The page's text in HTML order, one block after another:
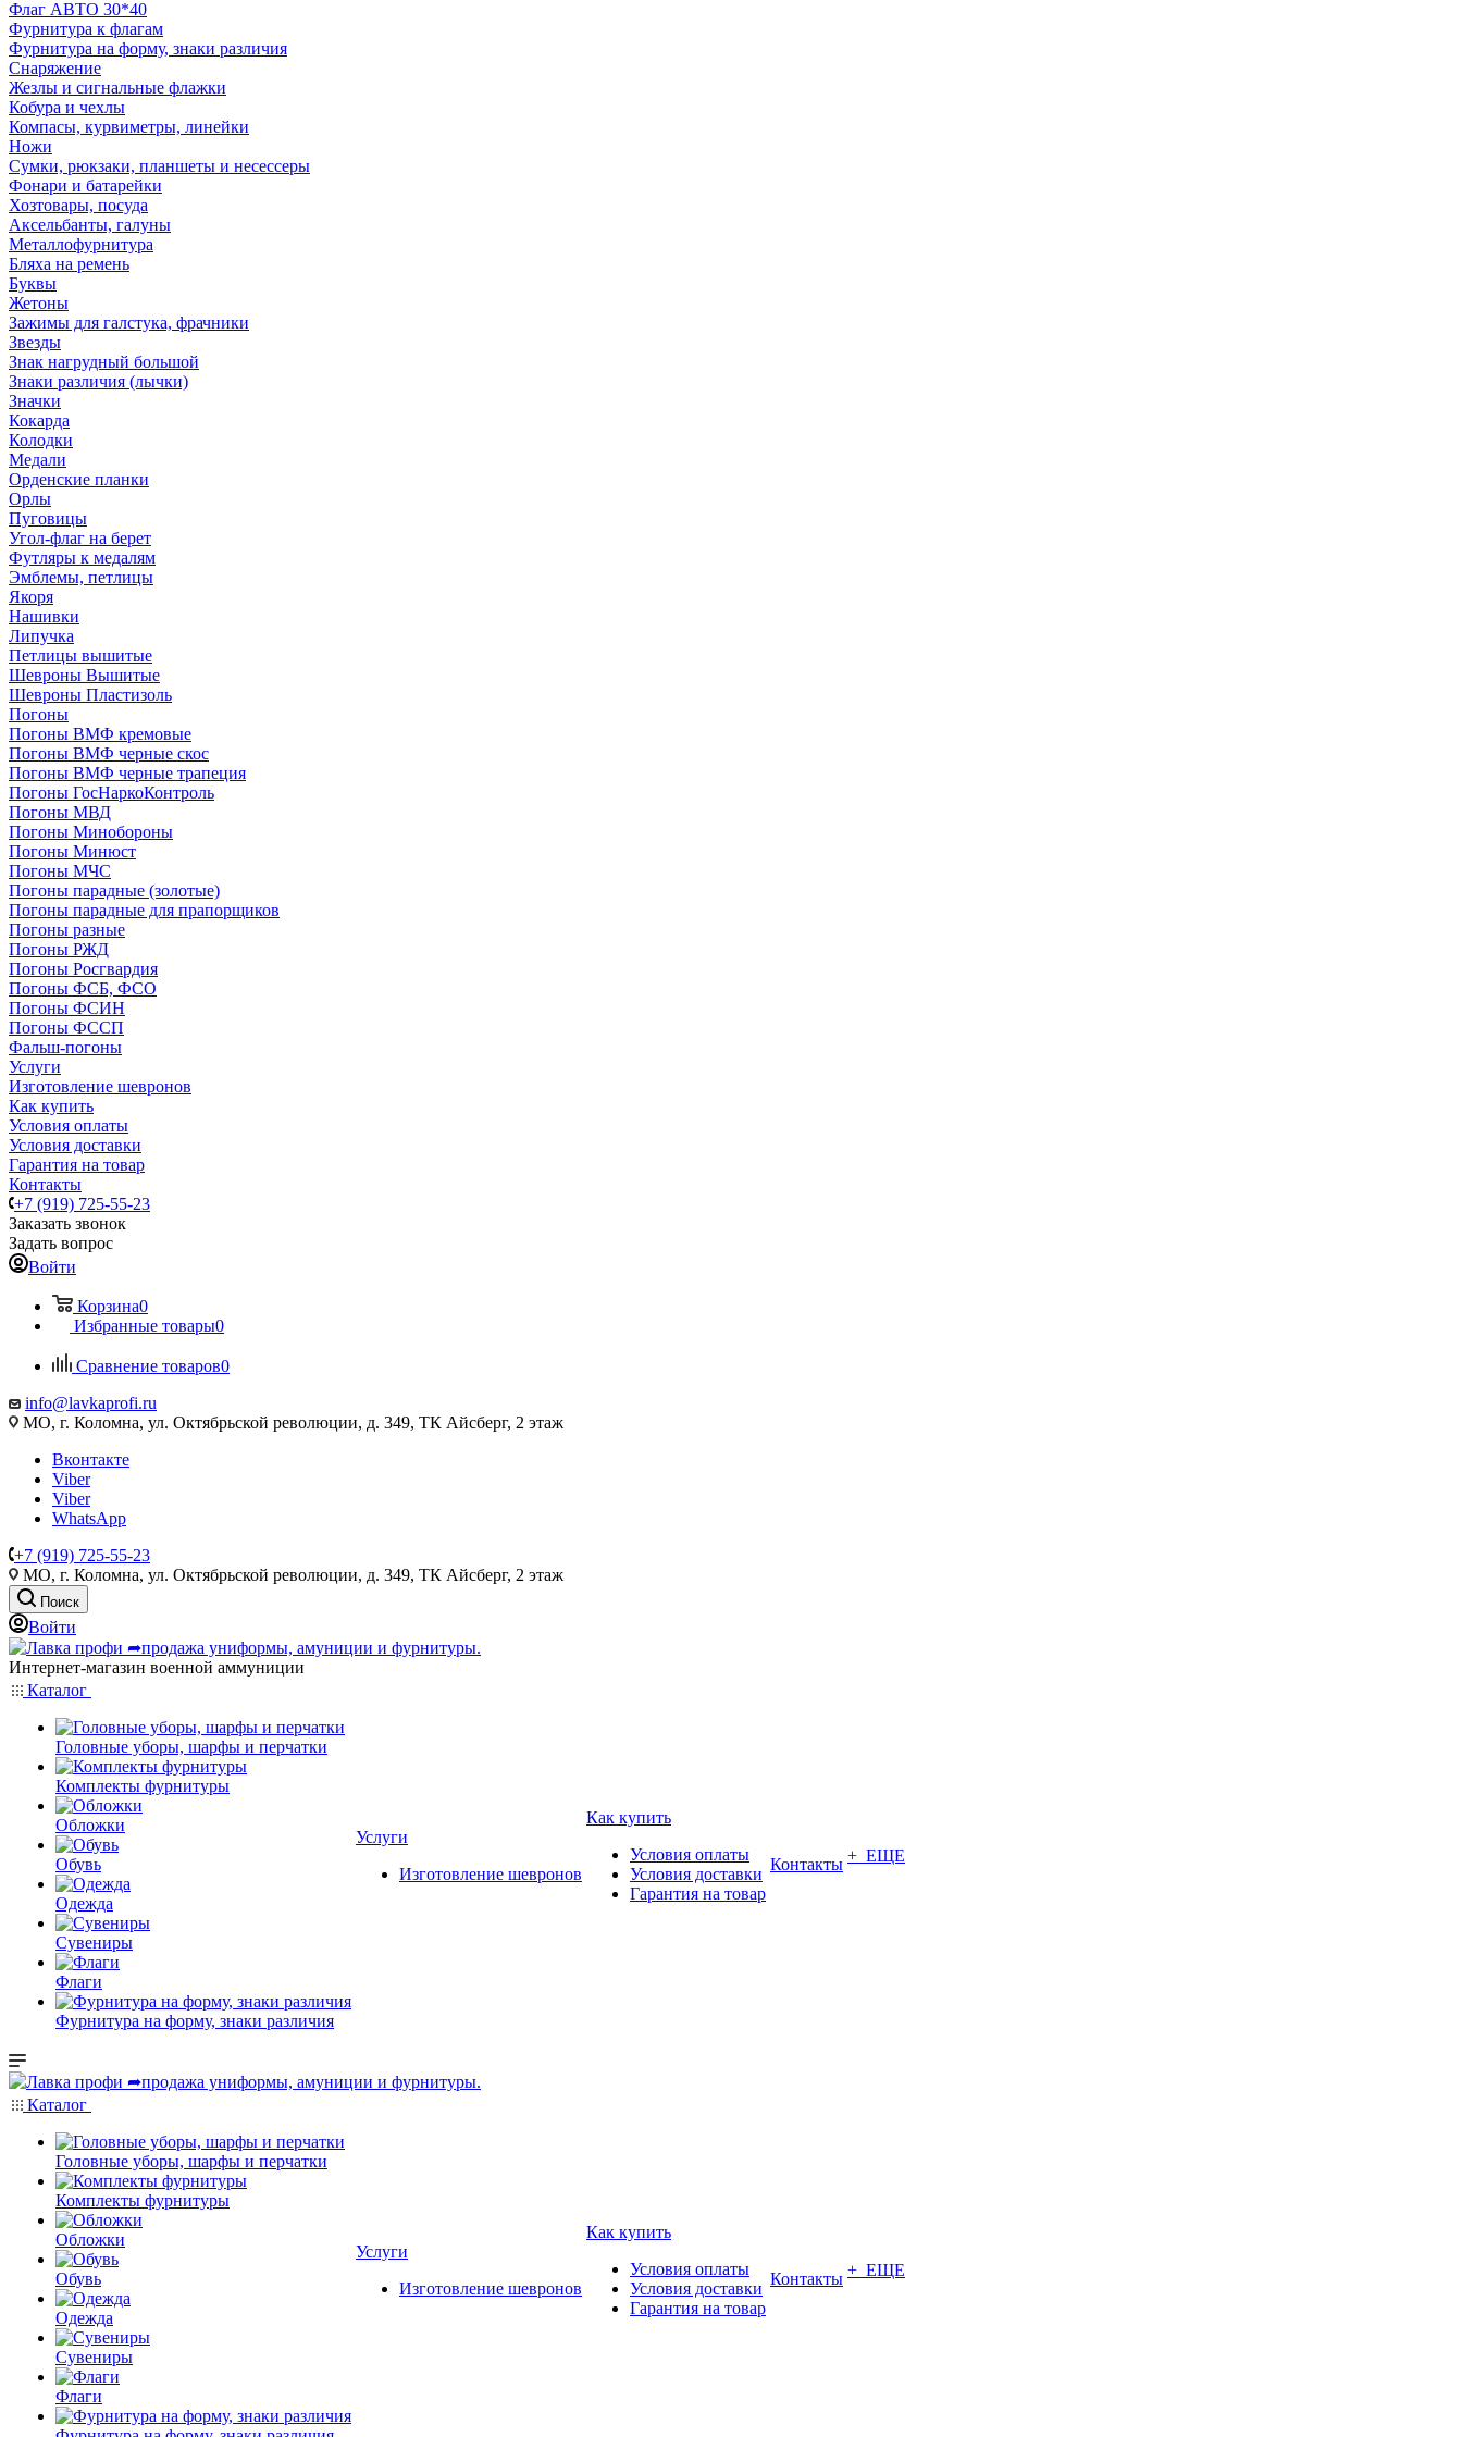
Флаг АВТО 30*40
Фурнитура к флагам
Фурнитура на форму, знаки различия
Снаряжение
Жезлы и сигнальные флажки
Кобура и чехлы
Компасы, курвиметры, линейки
Ножи
Сумки, рюкзаки, планшеты и несессеры
Фонари и батарейки
Хозтовары, посуда
Аксельбанты, галуны
Металлофурнитура
Бляха на ремень
Буквы
Жетоны
Зажимы для галстука, фрачники
Звезды
Знак нагрудный большой
Знаки различия (лычки)
Значки
Кокарда
Колодки
Медали
Орденские планки
Орлы
Пуговицы
Угол-флаг на берет
Футляры к медалям
Эмблемы, петлицы
Якоря
Нашивки
Липучка
Петлицы вышитые
Шевроны Вышитые
Шевроны Пластизоль
Погоны
Погоны ВМФ кремовые
Погоны ВМФ черные скос
Погоны ВМФ черные трапеция
Погоны ГосНаркоКонтроль
Погоны МВД
Погоны Минобороны
Погоны Минюст
Погоны МЧС
Погоны парадные (золотые)
Погоны парадные для прапорщиков
Погоны разные
Погоны РЖД
Погоны Росгвардия
Погоны ФСБ, ФСО
Погоны ФСИН
Погоны ФССП
Фальш-погоны
Услуги
Изготовление шевронов
Как купить
Условия оплаты
Условия доставки
Гарантия на товар
Контакты
+7 (919) 725-55-23
Заказать звонок
Задать вопрос
Войти
Корзина0
Избранные товары0
Сравнение товаров0
info@lavkaprofi.ru
МО, г. Коломна, ул. Октябрьской революции, д. 349, ТК Айсберг, 2 этаж
Вконтакте
Viber
Viber
WhatsApp
+7 (919) 725-55-23
МО, г. Коломна, ул. Октябрьской революции, д. 349, ТК Айсберг, 2 этаж
Поиск
Войти
Интернет-магазин военной аммуниции
Каталог
Головные уборы, шарфы и перчатки
Комплекты фурнитуры
Обложки
Обувь
Одежда
Сувениры
Флаги
Фурнитура на форму, знаки различия
Услуги
Изготовление шевронов
Как купить
Условия оплаты
Условия доставки
Гарантия на товар
Контакты + ЕЩЕ
Каталог
Головные уборы, шарфы и перчатки
Комплекты фурнитуры
Обложки
Обувь
Одежда
Сувениры
Флаги
Услуги
Изготовление шевронов
Как купить
Условия оплаты
Условия доставки
Гарантия на товар
Контакты + ЕЩЕ